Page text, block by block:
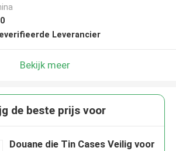
Leverancier
Bekijk meer
de beste prijs voor
Douane die Tin Cases Veilig voor